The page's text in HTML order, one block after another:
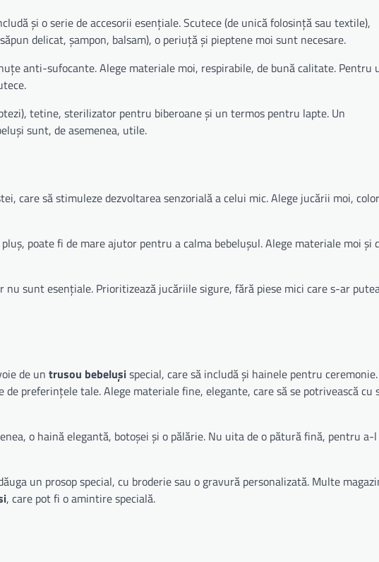
și o serie de accesorii esențiale. Scutece (de unică folosință sau textile),
delicat, șampon, balsam), o periuță și pieptene moi sunt necesare.
anti-sufocante. Alege materiale moi, respirabile, de bună calitate. Pentru
tetine, sterilizator pentru biberoane și un termos pentru lapte. Un
sunt, de asemenea, utile.
care să stimuleze dezvoltarea senzorială a celui mic. Alege jucării moi,
poate fi de mare ajutor pentru a calma bebelușul. Alege materiale moi și
sunt esențiale. Prioritizează jucăriile sigure, fără piese mici care s-ar
de un trusou bebelușispecial, care să includă și hainele pentru ceremonie.
preferințele tale. Alege materiale fine, elegante, care să se potrivească cu
o haină elegantă, botoșei și o pălărie. Nu uita de o pătură fină, pentru a-l
un prosop special, cu broderie sau o gravură personalizată. Multe
, care pot fi o amintire specială.